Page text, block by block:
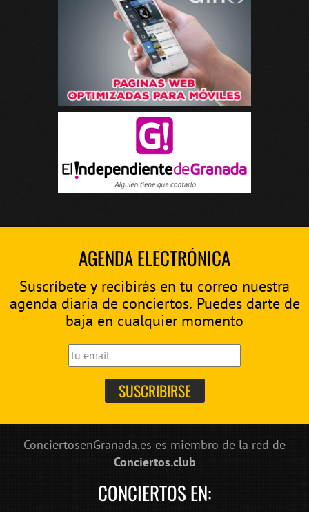
AGENDA ELECTRÓNICA
Suscríbete y recibirás en tu correo nuestra
agenda diaria de conciertos. Puedes darte de
baja en cualquier momento
ConciertosenGranada.es es miembro de la red de
Conciertos.club
CONCIERTOS EN: